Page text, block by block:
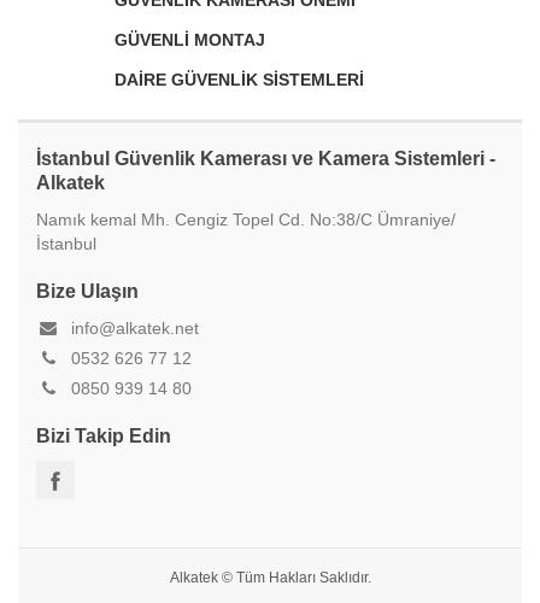
GÜVENLİ MONTAJ
DAİRE GÜVENLİK SİSTEMLERİ
İstanbul Güvenlik Kamerası ve Kamera Sistemleri -
Alkatek
Namık kemal Mh. Cengiz Topel Cd. No:38/C Ümraniye/
İstanbul
Bize Ulaşın
info@alkatek.net
0532 626 77 12
0850 939 14 80
Bizi Takip Edin
Alkatek © Tüm Hakları Saklıdır.